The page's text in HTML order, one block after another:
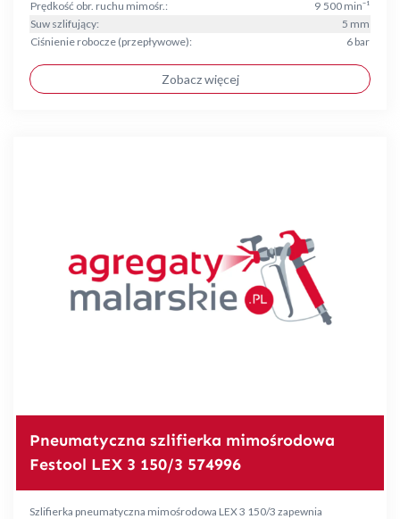
Prędkość obr. ruchu mimośr.:
9 500 min⁻¹
Suw szlifujący:
5 mm
Ciśnienie robocze (przepływowe):
6 bar
Zobacz więcej
Pneumatyczna szlifierka mimośrodowa
Festool LEX 3 150/3 574996
Szlifierka pneumatyczna mimośrodowa LEX 3 150/3 zapewnia